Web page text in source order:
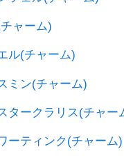
ャーム)
ル(チャーム)
ミン(チャーム)
タークラリス(チャー
ーティンク(チャーム)